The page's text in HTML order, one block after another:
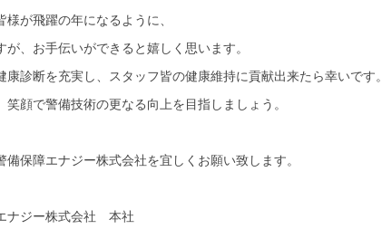
様が飛躍の年になるように、
が、お手伝いができると嬉しく思います。
康診断を充実し、スタッフ皆の健康維持に貢献出来たら幸いです。
笑顔で警備技術の更なる向上を目指しましょう。
備保障エナジー株式会社を宜しくお願い致します。
ナジー株式会社 本社